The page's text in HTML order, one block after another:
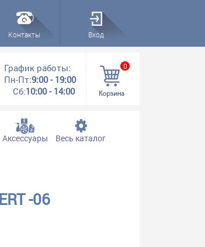
Контакты Вход
График работы:
Пн-Пт:9:00 - 19:00
Сб:10:00 - 14:00
0
Аксессуары Весь каталог
-06